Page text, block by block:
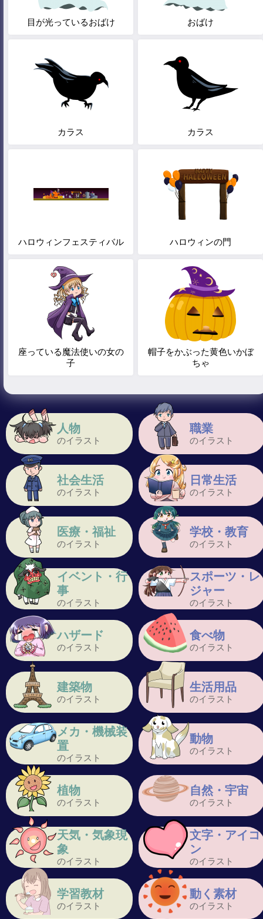
人物
のイラスト
職業
のイラスト
社会生活
のイラスト
日常生活
のイラスト
医療・福祉
のイラスト
学校・教育
のイラスト
イベント・行
事
のイラスト
スポーツ・レ
ジャー
のイラスト
ハザード
のイラスト
食べ物
のイラスト
建築物
のイラスト
生活用品
のイラスト
メカ・機械装
置
のイラスト
動物
のイラスト
植物
のイラスト
自然・宇宙
のイラスト
天気・気象現
象
のイラスト
文字・アイコ
ン
のイラスト
学習教材
のイラスト
動く素材
のイラスト
目が光っているおばけ おばけ
カラス カラス
ハロウィンフェスティバル ハロウィンの門
座っている魔法使いの女の
子
帽子をかぶった黄色いかぼ
ちゃ